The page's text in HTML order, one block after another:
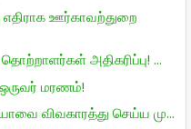
ஊர்காவற்துறை
அதிகரிப்பு! ...
மரணம்!
விவகாரத்து செய்ய மு...